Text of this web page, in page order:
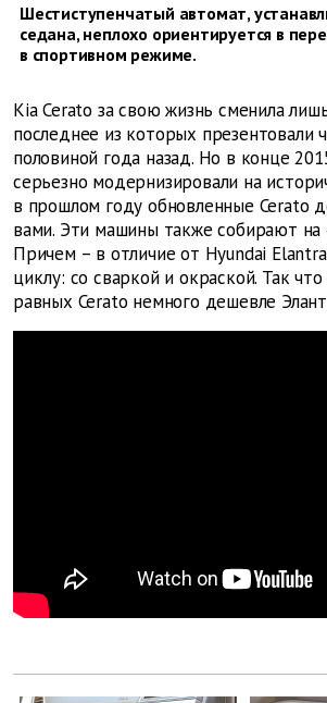
Шестиступенчатый автомат,
седана, неплохо ориентируется в
в спортивном режиме.
Kia Cerato за свою жизнь сменила
последнее из которых презентовали
половиной года назад. Но в конце
серьезно модернизировали на
в прошлом году обновленные Cerato
вами. Эти машины также собирают на
Причем – в отличие от Hyundai
циклу: со сваркой и окраской. Так
равных Cerato немного дешевле